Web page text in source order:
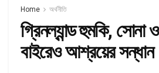
Home অর্থনীতি
গ্রিনল্যান্ড হুমকি, সোনা
বাইরেও আশ্রয়ের সন্ধান